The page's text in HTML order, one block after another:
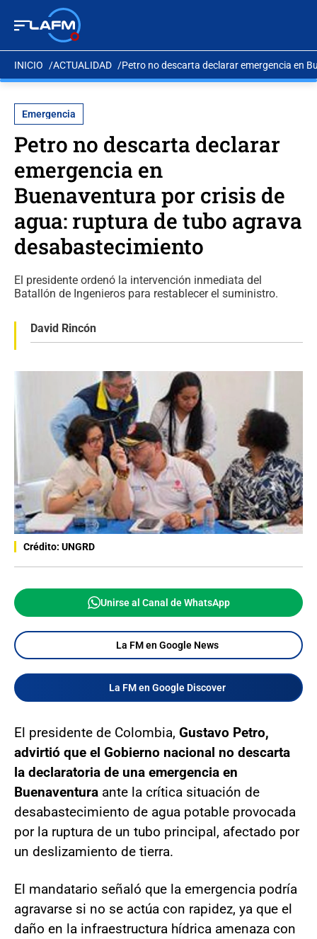
INICIO ACTUALIDAD Petro no descarta declarar emergencia en
Emergencia
Petro no descarta declarar
emergencia en
Buenaventura por crisis de
agua: ruptura de tubo agrava
desabastecimiento
El presidente ordenó la intervención inmediata del
Batallón de Ingenieros para restablecer el suministro.
David Rincón
Crédito: UNGRD
Unirse al Canal de WhatsApp
La FM en Google News
La FM en Google Discover
El presidente de Colombia, Gustavo Petro,
advirtió que el Gobierno nacional no descarta
la declaratoria de una emergencia en
Buenaventura ante la crítica situación de
desabastecimiento de agua potable provocada
por la ruptura de un tubo principal, afectado por
un deslizamiento de tierra.
El mandatario señaló que la emergencia podría
agravarse si no se actúa con rapidez, ya que el
daño en la infraestructura hídrica amenaza con